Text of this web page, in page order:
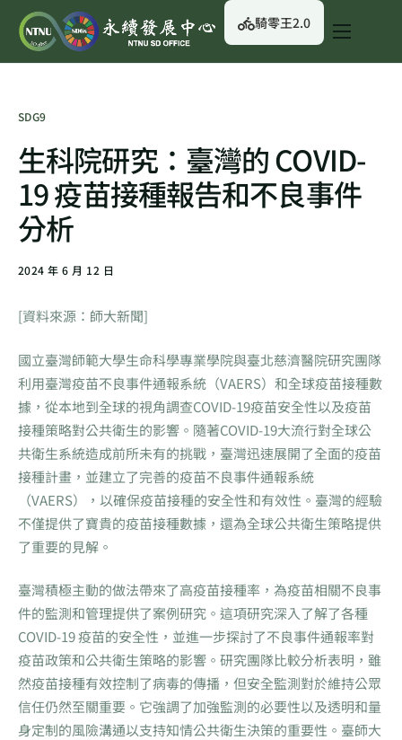
關於我們
永續資訊
校園綠生活
English
騎零王2.0
SDG9
生科院研究：臺灣的 COVID-
19 疫苗接種報告和不良事件
分析
2024 年 6 月 12 日
[資料來源：師大新聞]
國立臺灣師範大學生命科學專業學院與臺北慈濟醫院研究團隊
利用臺灣疫苗不良事件通報系統（VAERS）和全球疫苗接種數
據，從本地到全球的視角調查COVID-19疫苗安全性以及疫苗
接種策略對公共衛生的影響。隨著COVID-19大流行對全球公
共衛生系統造成前所未有的挑戰，臺灣迅速展開了全面的疫苗
接種計畫，並建立了完善的疫苗不良事件通報系統
（VAERS），以確保疫苗接種的安全性和有效性。臺灣的經驗
不僅提供了寶貴的疫苗接種數據，還為全球公共衛生策略提供
了重要的見解。
臺灣積極主動的做法帶來了高疫苗接種率，為疫苗相關不良事
件的監測和管理提供了案例研究。這項研究深入了解了各種
COVID-19 疫苗的安全性，並進一步探討了不良事件通報率對
疫苗政策和公共衛生策略的影響。研究團隊比較分析表明，雖
然疫苗接種有效控制了病毒的傳播，但安全監測對於維持公眾
信任仍然至關重要。它強調了加強監測的必要性以及透明和量
身定制的風險溝通以支持知情公共衛生決策的重要性。臺師大